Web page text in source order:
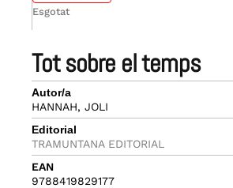
tot sobre el temps
Autor/a
HANNAH, JOLI
Editorial
TRAMUNTANA EDITORIAL
EAN
9788419829177
Esgotat